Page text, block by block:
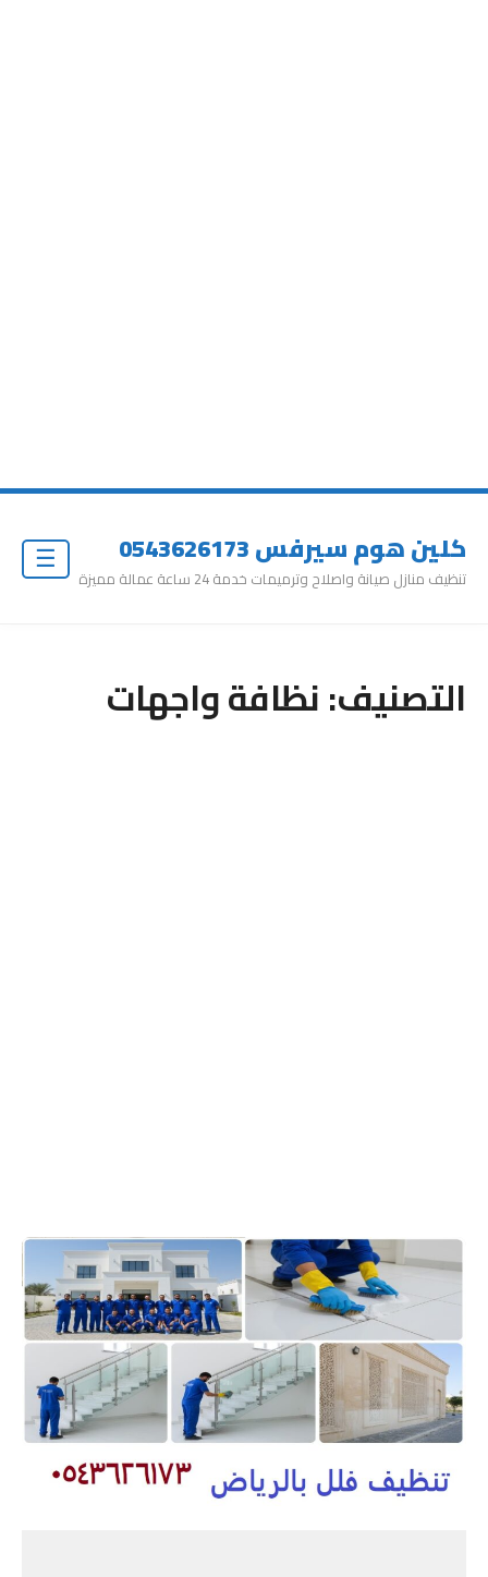
كلين هوم سيرفس 0543626173
تنظيف منازل صيانة واصلاح وترميمات خدمة 24 ساعة عمالة مميزة
التصنيف:نظافة واجهات